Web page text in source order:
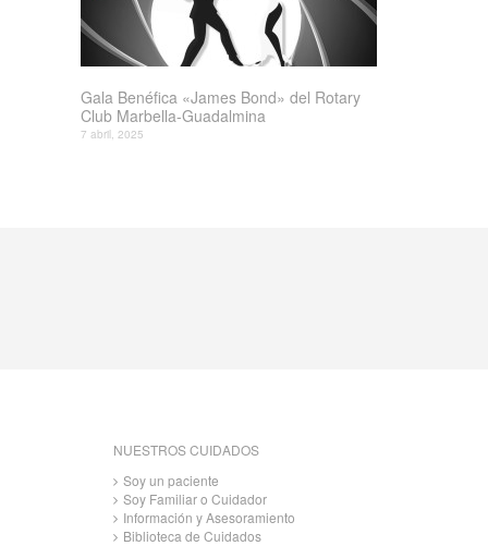
Gala Benéfica «James Bond» del Rotary
Club Marbella-Guadalmina
7 abril, 2025
NUESTROS CUIDADOS
Soy un paciente
Soy Familiar o Cuidador
Información y Asesoramiento
Biblioteca de Cuidados